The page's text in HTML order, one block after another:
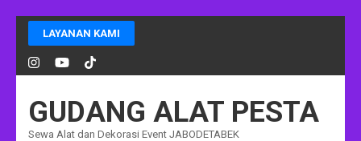
Lompat
ke
konten
Enter)
LAYANAN KAMI
GUDANG ALAT PESTA
Sewa Alat dan Dekorasi Event JABODETABEK